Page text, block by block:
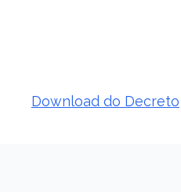
Download do Decreto